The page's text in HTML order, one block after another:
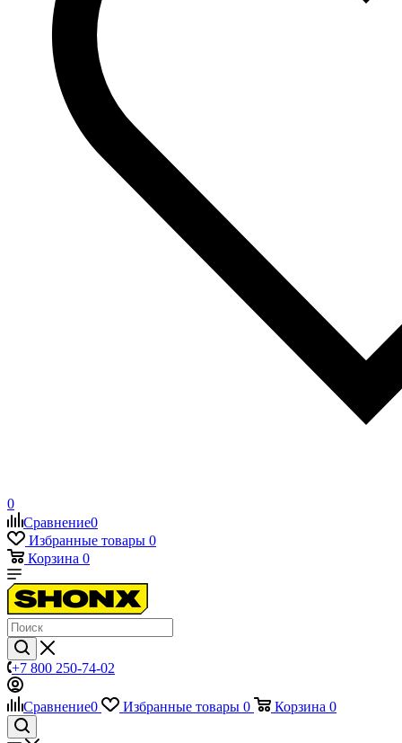
0
Сравнение0
Избранные товары 0
Корзина 0
+7 800 250-74-02
Сравнение0 Избранные товары 0 Корзина 0